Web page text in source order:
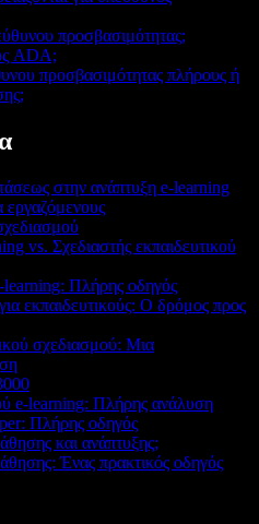
προσβασιμότητας;
ADA;
προσβασιμότητας πλήρους ή
στην ανάπτυξη e-learning
vs. Σχεδιαστής εκπαιδευτικού
learning: Πλήρης οδηγός
εκπαιδευτικούς: Ο δρόμος προς
σχεδιασμού: Μια
e-learning: Πλήρης ανάλυση
Πλήρης οδηγός
και ανάπτυξης;
Ένας πρακτικός οδηγός